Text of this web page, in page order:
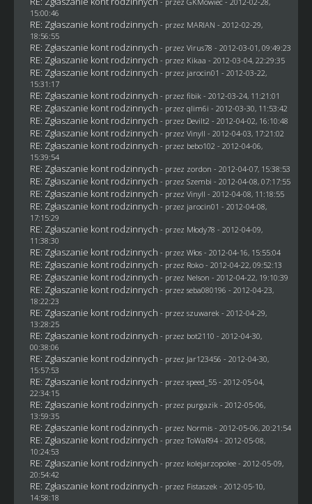
15:00:46
RE: Zgłaszanie kont rodzinnych - przez MARIAN - 2012-02-29,
18:56:55
RE: Zgłaszanie kont rodzinnych - przez Virus78 - 2012-03-01, 09:49:23
RE: Zgłaszanie kont rodzinnych - przez Kikaa - 2012-03-04, 22:29:35
RE: Zgłaszanie kont rodzinnych - przez jarocin01 - 2012-03-22,
15:31:17
RE: Zgłaszanie kont rodzinnych - przez fibik- 2012-03-24, 11:21:01
RE: Zgłaszanie kont rodzinnych - przez qlim6i - 2012-03-30, 11:53:42
RE: Zgłaszanie kont rodzinnych - przez Devilt2 - 2012-04-02, 16:10:48
RE: Zgłaszanie kont rodzinnych - przez Vinyll - 2012-04-03, 17:21:02
RE: Zgłaszanie kont rodzinnych - przez bebo102 - 2012-04-06,
15:39:54
RE: Zgłaszanie kont rodzinnych - przez zordon - 2012-04-07, 15:38:53
RE: Zgłaszanie kont rodzinnych - przez Szembi - 2012-04-08, 07:17:55
RE: Zgłaszanie kont rodzinnych - przez Vinyll - 2012-04-08, 11:18:55
RE: Zgłaszanie kont rodzinnych - przez jarocin01 - 2012-04-08,
17:15:29
RE: Zgłaszanie kont rodzinnych - przez Młody78 - 2012-04-09,
11:38:30
RE: Zgłaszanie kont rodzinnych - przez Włos- 2012-04-16, 15:55:04
RE: Zgłaszanie kont rodzinnych - przez Roko- 2012-04-22, 09:52:13
RE: Zgłaszanie kont rodzinnych - przez Nelson - 2012-04-22, 19:10:39
RE: Zgłaszanie kont rodzinnych - przez seba080196 - 2012-04-23,
18:22:23
RE: Zgłaszanie kont rodzinnych - przez szuwarek- 2012-04-29,
13:28:25
RE: Zgłaszanie kont rodzinnych - przez bot2110 - 2012-04-30,
00:38:06
RE: Zgłaszanie kont rodzinnych - przez Jar123456 - 2012-04-30,
15:57:53
RE: Zgłaszanie kont rodzinnych - przez speed_55 - 2012-05-04,
22:34:15
RE: Zgłaszanie kont rodzinnych - przez purgazik- 2012-05-06,
13:59:35
RE: Zgłaszanie kont rodzinnych - przez Normis- 2012-05-06, 20:21:54
RE: Zgłaszanie kont rodzinnych - przezToWaR94- 2012-05-08,
10:24:53
RE: Zgłaszanie kont rodzinnych - przez kolejarzopolee- 2012-05-09,
20:54:42
RE: Zgłaszanie kont rodzinnych - przez Fistaszek- 2012-05-10,
14:58:18